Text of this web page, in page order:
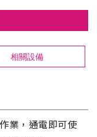
相關設備
業，通電即可使